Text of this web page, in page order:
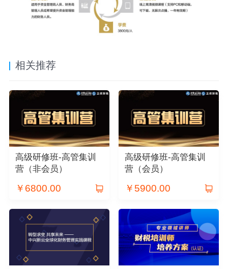
相关推荐
高级研修班-高管集训
营（非会员）
￥ 6800.00
高级研修班-高管集训
营（会员）
￥ 5900.00